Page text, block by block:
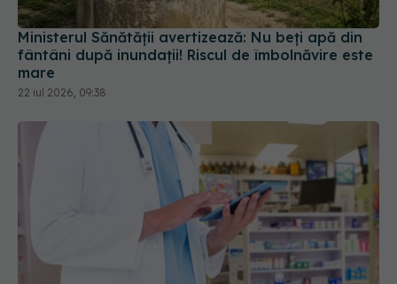
Ministerul Sănătății avertizează: Nu beți apă din
fântâni după inundații! Riscul de îmbolnăvire este
mare
22 iul 2026, 09:38